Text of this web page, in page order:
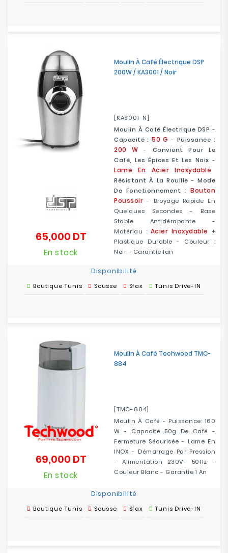
Moulin À Café Électrique DSP
200W / KA3001 / Noir
[KA3001-N]
Moulin À Café Électrique DSP -
Capacité : 50 G - Puissance :
200 W- Convient Pour Le
Café, Les Épices Et Les Noix -
Lame En Acier Inoxydable
Résistant À La Rouille -Mode
De Fonctionnement : Bouton
Poussoir - Broyage Rapide En
Quelques Secondes - Base
Stable Antidérapante -
Matériau : Acier Inoxydable +
Plastique Durable - Couleur :
Noir - Garantie 1an
65,000 DTPrix
En stock
Disponibilité
Boutique Tunis Sousse Sfax Tunis Drive-IN
Moulin À Café Techwood TMC-
884
[TMC-884]
Moulin À Café - Puissance: 160
W - Capacité 50g De Café -
Fermeture Sécurisée - Lame En
INOX - Démarrage Par Pression
- Alimentation 230V- 50Hz -
Couleur Blanc - Garantie 1 An
69,000 DTPrix
En stock
Disponibilité
Boutique Tunis Sousse Sfax Tunis Drive-IN